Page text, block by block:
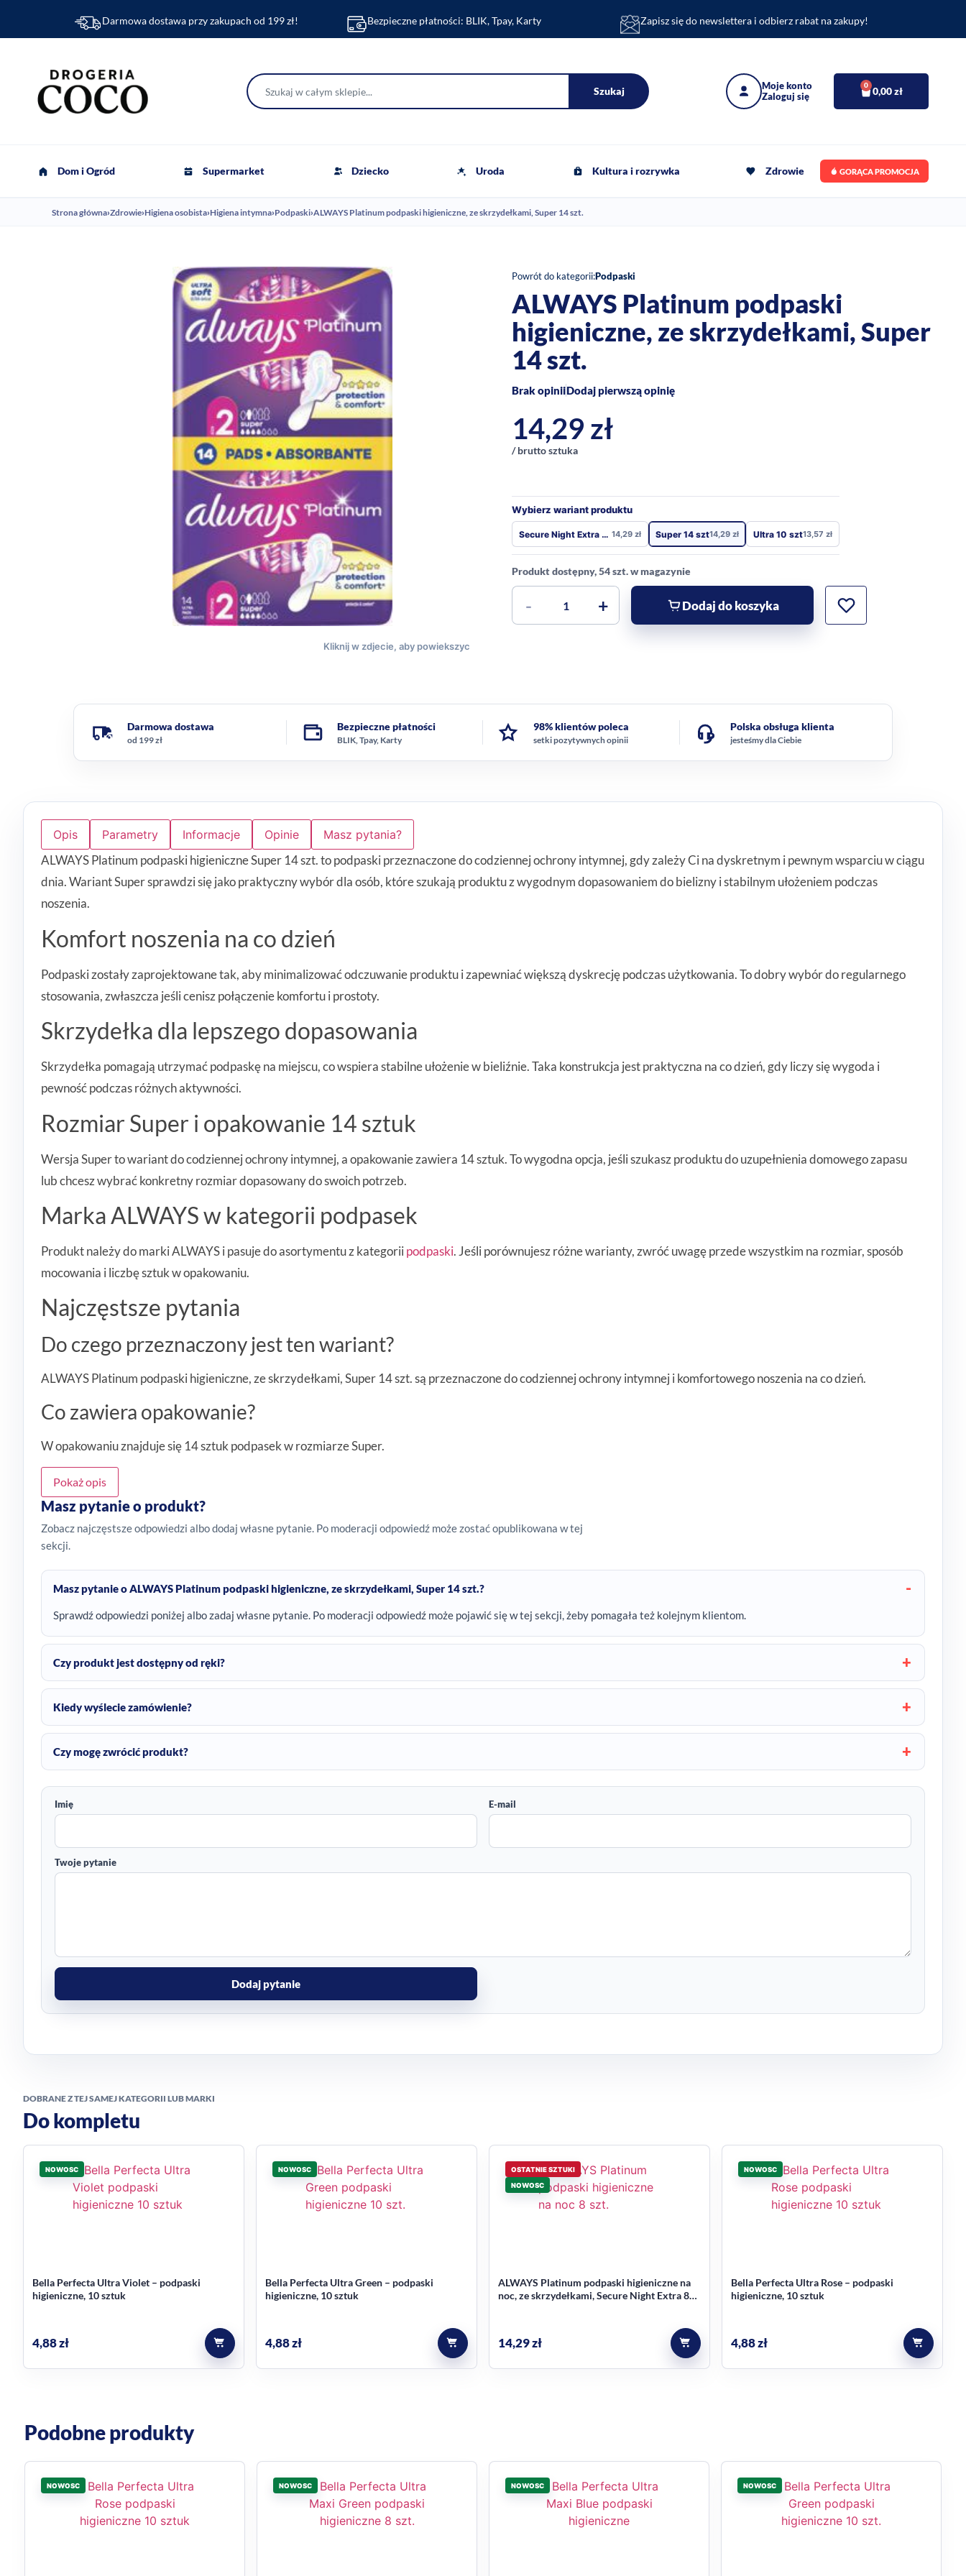
Darmowa dostawa przy zakupach od 199 zł! Bezpieczne płatności: BLIK, Tpay, Karty Zapisz się do newslettera i odbierz rabat na zakupy!
Szukaj 0,00zł
0
Dom i Ogród Supermarket Dziecko Uroda Kultura i rozrywka Zdrowie GORĄCA PROMOCJA
Strona główna›Zdrowie›Higiena osobista›Higiena intymna›Podpaski›ALWAYS Platinum podpaski higieniczne, ze skrzydełkami, Super 14 szt.
Powrót do kategorii:Podpaski
ALWAYS Platinum podpaski
higieniczne, ze skrzydełkami, Super
14 szt.
Brak opiniiDodaj pierwszą opinię
14,29 zł
/ brutto sztuka
Wybierz wariant produktu
Secure Night Extra 8 szt 14,29 zł Super 14 szt14,29 zł Ultra 10 szt13,57 zł
Produkt dostępny, 54 szt. w magazynie
- + Dodaj do koszyka
Darmowa dostawa
od 199 zł
Bezpieczne płatności
BLIK, Tpay, Karty
98% klientów poleca
setki pozytywnych opinii
Polska obsługa klienta
jesteśmy dla Ciebie
Opis Parametry Informacje Opinie Masz pytania?
ALWAYS Platinum podpaski higieniczne Super 14 szt. to podpaski przeznaczone do codziennej ochrony intymnej, gdy zależy Ci na dyskretnym i pewnym wsparciu w ciągu
dnia. Wariant Super sprawdzi się jako praktyczny wybór dla osób, które szukają produktu z wygodnym dopasowaniem do bielizny i stabilnym ułożeniem podczas
noszenia.
Komfort noszenia na co dzień
Podpaski zostały zaprojektowane tak, aby minimalizować odczuwanie produktu i zapewniać większą dyskrecję podczas użytkowania. To dobry wybór do regularnego
stosowania, zwłaszcza jeśli cenisz połączenie komfortu i prostoty.
Skrzydełka dla lepszego dopasowania
Skrzydełka pomagają utrzymać podpaskę na miejscu, co wspiera stabilne ułożenie w bieliźnie. Taka konstrukcja jest praktyczna na co dzień, gdy liczy się wygoda i
pewność podczas różnych aktywności.
Rozmiar Super i opakowanie 14 sztuk
Wersja Super to wariant do codziennej ochrony intymnej, a opakowanie zawiera 14 sztuk. To wygodna opcja, jeśli szukasz produktu do uzupełnienia domowego zapasu
lub chcesz wybrać konkretny rozmiar dopasowany do swoich potrzeb.
Marka ALWAYS w kategorii podpasek
Produkt należy do marki ALWAYS i pasuje do asortymentu z kategoriipodpaski. Jeśli porównujesz różne warianty, zwróć uwagę przede wszystkim na rozmiar, sposób
mocowania i liczbę sztuk w opakowaniu.
Najczęstsze pytania
Do czego przeznaczony jest ten wariant?
ALWAYS Platinum podpaski higieniczne, ze skrzydełkami, Super 14 szt. są przeznaczone do codziennej ochrony intymnej i komfortowego noszenia na co dzień.
Co zawiera opakowanie?
W opakowaniu znajduje się 14 sztuk podpasek w rozmiarze Super.
Pokaż opis
Masz pytanie o produkt?
Zobacz najczęstsze odpowiedzi albo dodaj własne pytanie. Po moderacji odpowiedź może zostać opublikowana w tej
sekcji.
Masz pytanie o ALWAYS Platinum podpaski higieniczne, ze skrzydełkami, Super 14 szt.?
Sprawdź odpowiedzi poniżej albo zadaj własne pytanie. Po moderacji odpowiedź może pojawić się w tej sekcji, żeby pomagała też kolejnym klientom.
Czy produkt jest dostępny od ręki?
Kiedy wyślecie zamówienie?
Czy mogę zwrócić produkt?
Imię E-mail
Twoje pytanie
Dodaj pytanie
DOBRANE Z TEJ SAMEJ KATEGORII LUB MARKI
Do kompletu
NOWOSC
Bella Perfecta Ultra Violet – podpaski
higieniczne, 10 sztuk
4,88zł
NOWOSC
Bella Perfecta Ultra Green – podpaski
higieniczne, 10 sztuk
4,88zł
OSTATNIE SZTUKI
NOWOSC
ALWAYS Platinum podpaski higieniczne na
noc, ze skrzydełkami, Secure Night Extra 8
14,29zł
NOWOSC
Bella Perfecta Ultra Rose – podpaski
higieniczne, 10 sztuk
4,88zł
Podobne produkty
NOWOSC NOWOSC NOWOSC NOWOSC